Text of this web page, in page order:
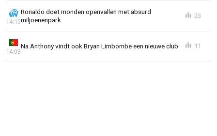
Ronaldo doet monden openvallen met absurd
miljoenenpark
14:15
23
Na Anthony vindt ook Bryan Limbombe een nieuwe club
14:03
11